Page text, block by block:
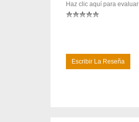
Haz clic aquí para evaluar
Escribir La Reseña